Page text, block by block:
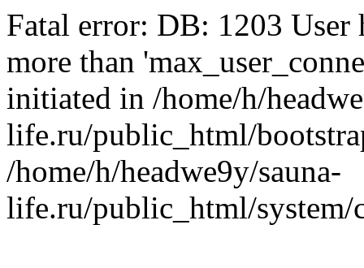
Fatal error: DB: 1203 User
more than
initiated in /home/h/
life.ru/public_html/
/home/h/headwe9y/sauna-
life.ru/public_html/system/